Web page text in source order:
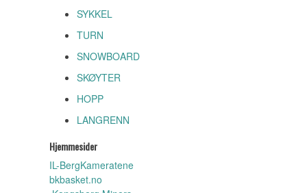
SYKKEL
TURN
SNOWBOARD
SKØYTER
HOPP
LANGRENN
Hjemmesider
IL-BergKameratene
bkbasket.no